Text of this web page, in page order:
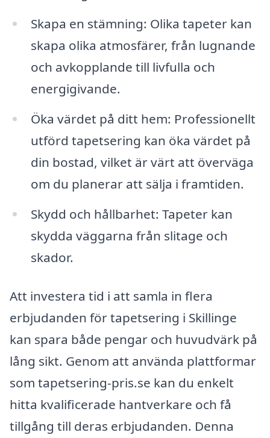
Skapa en stämning: Olika tapeter kan
skapa olika atmosfärer, från lugnande
och avkopplande till livfulla och
energigivande.
Öka värdet på ditt hem: Professionellt
utförd tapetsering kan öka värdet på
din bostad, vilket är värt att överväga
om du planerar att sälja i framtiden.
Skydd och hållbarhet: Tapeter kan
skydda väggarna från slitage och
skador.
Att investera tid i att samla in flera
erbjudanden för tapetsering i Skillinge
kan spara både pengar och huvudvärk på
lång sikt. Genom att använda plattformar
som tapetsering-pris.se kan du enkelt
hitta kvalificerade hantverkare och få
tillgång till deras erbjudanden. Denna